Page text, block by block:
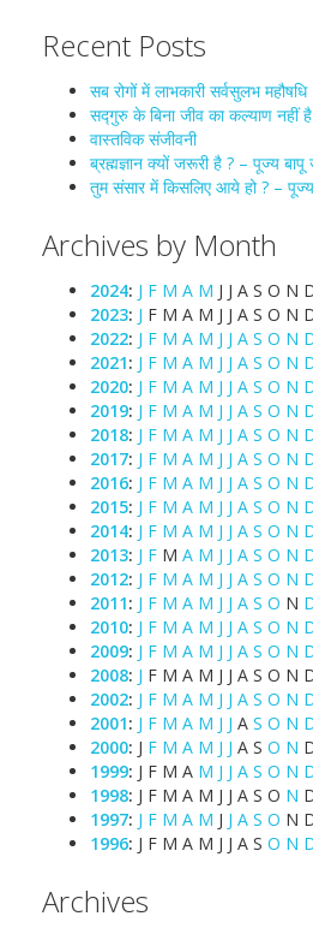
Recent Posts
सब रोगों में लाभकारी सर्वसुलभ
सद्गुरु के बिना जीव का कल्याण नहीं है
वास्तविक संजीवनी
ब्रह्मज्ञान क्यों जरूरी है ? – पूज्य बापू
तुम संसार में किसलिए आये हो ? –
Archives by Month
2024: J F M A M J J A S O N
2023: J F M A M J J A S O N
2022: J F M A M J J A S O N
2021: J F M A M J J A S O N
2020: J F M A M J J A S O N
2019: J F M A M J J A S O N
2018: J F M A M J J A S O N
2017: J F M A M J J A S O N
2016: J F M A M J J A S O N
2015: J F M A M J J A S O N
2014: J F M A M J J A S O N
2013: J F M A M J J A S O N
2012: J F M A M J J A S O N
2011: J F M A M J J A S O N
2010: J F M A M J J A S O N
2009: J F M A M J J A S O N
2008: J F M A M J J A S O N
2002: J F M A M J J A S O N
2001: J F M A M J J A S O N
2000: J F M A M J J A S O N
1999: J F M A M J J A S O N
1998: J F M A M J J A S O N
1997: J F M A M J J A S O N
1996: J F M A M J J A S O N
Archives